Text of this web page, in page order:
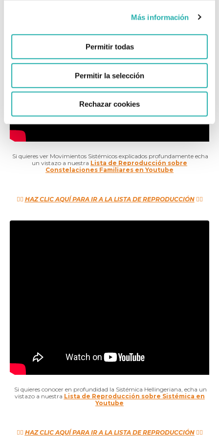
Más información
Permitir todas
Permitir la selección
Rechazar cookies
Si quieres ver Movimientos Sistémicos explicados profundamente echa
un vistazo a nuestra Lista de Reproducción sobre
Constelaciones Familiares en Youtube
👉🏼 HAZ CLIC AQUÍ PARA IR A LA LISTA DE REPRODUCCIÓN👈🏼
Si quieres conocer en profundidad la Sistémica Hellingeriana, echa un
vistazo a nuestra Lista de Reproducción sobre Sistémica en
Youtube
👉🏼 HAZ CLIC AQUÍ PARA IR A LA LISTA DE REPRODUCCIÓN👈🏼